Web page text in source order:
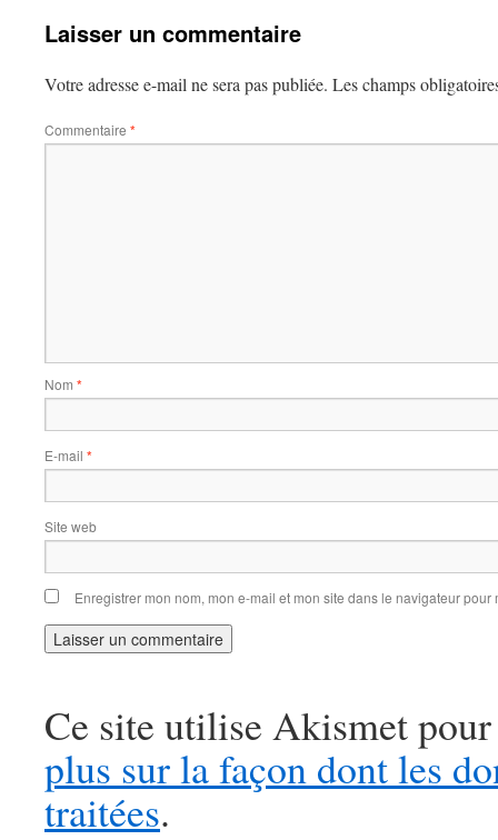
Laisser un commentaire
Votre adresse e-mail ne sera pas publiée. Les champs
Commentaire *
Nom *
E-mail *
Site web
Enregistrer mon nom, mon e-mail et mon site dans le navigateur
Ce site utilise Akismet
plus sur la façon dont les
traitées.